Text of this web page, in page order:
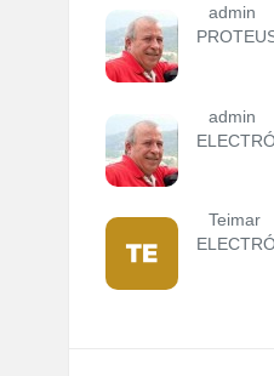
admin
admin